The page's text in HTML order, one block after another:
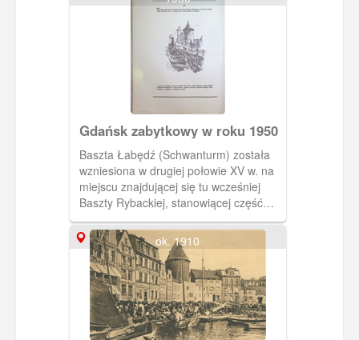
Gdańsk zabytkowy w roku 1950
Baszta Łabędź (Schwanturm) została
wzniesiona w drugiej połowie XV w. na
miejscu znajdującej się tu wcześniej
Baszty Rybackiej, stanowiącej część
umocnień zamku krzyżackiego.
Mieszkańcy Gdańska rychło po
wygnaniu Krzyżaków z miasta (1454 r.)
zburzyli wszystkie ich budowle,
zostawiając gdzieniegdzie tylko
fundamenty. Basztę Łabędź
posadowiono właśnie na fundamentach
poprzedniej Baszty Rybackiej,
ok. 1910